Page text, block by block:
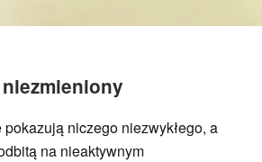
niczego niezwykłego, a
na nieaktywnym